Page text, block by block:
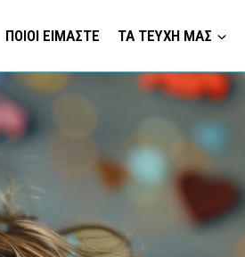
ΠΟΙΟΙ ΕΙΜΑΣΤΕ ΤΑ ΤΕΥΧΗ ΜΑΣ